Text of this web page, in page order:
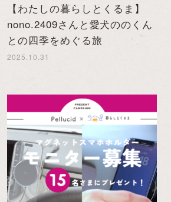
【わたしの暮らしとくるま】
nono.2409さんと愛犬ののくん
との四季をめぐる旅
2025.10.31